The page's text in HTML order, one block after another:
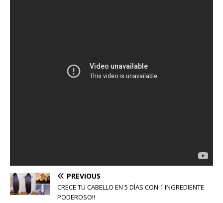
PREVIOUS
CRECE TU CABELLO EN 5 DÍAS CON 1 INGREDIENTE
PODEROSO!!